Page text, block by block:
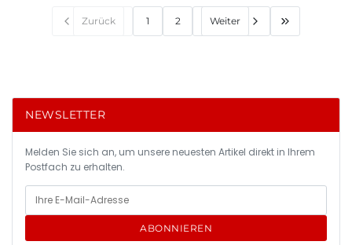
Zurück 1 2 Weiter
NEWSLETTER
Melden Sie sich an, um unsere neuesten Artikel direkt in Ihrem
Postfach zu erhalten.
ABONNIEREN